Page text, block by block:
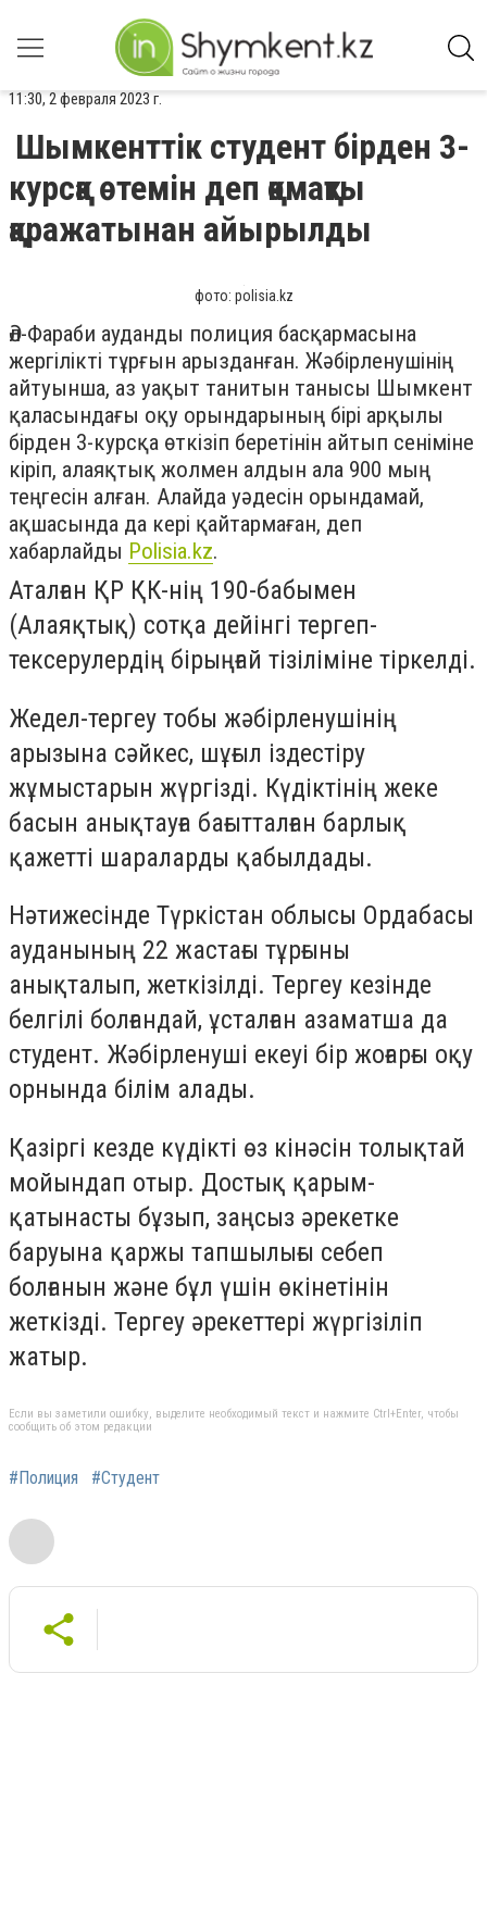
11:30, 2 февраля 2023 г.
Шымкенттік студент бірден 3-
курсқа өтемін деп қомақты
қаражатынан айырылды
фото: polisia.kz
Әл-Фараби ауданды полиция басқармасына
жергілікті тұрғын арызданған. Жәбірленушінің
айтуынша, аз уақыт танитын танысы Шымкент
қаласындағы оқу орындарының бірі арқылы
бірден 3-курсқа өткізіп беретінін айтып сеніміне
кіріп, алаяқтық жолмен алдын ала 900 мың
теңгесін алған. Алайда уәдесін орындамай,
ақшасында да кері қайтармаған, деп
хабарлайды Polisia.kz.
Аталған ҚР ҚК-нің 190-бабымен
(Алаяқтық) сотқа дейінгі тергеп-
тексерулердің бірыңғай тізіліміне тіркелді.
Жедел-тергеу тобы жәбірленушінің
арызына сәйкес, шұғыл іздестіру
жұмыстарын жүргізді. Күдіктінің жеке
басын анықтауға бағытталған барлық
қажетті шараларды қабылдады.
Нәтижесінде Түркістан облысы Ордабасы
ауданының 22 жастағы тұрғыны
анықталып, жеткізілді. Тергеу кезінде
белгілі болғандай, ұсталған азаматша да
студент. Жәбірленуші екеуі бір жоғарғы оқу
орнында білім алады.
Қазіргі кезде күдікті өз кінәсін толықтай
мойындап отыр. Достық қарым-
қатынасты бұзып, заңсыз әрекетке
баруына қаржы тапшылығы себеп
болғанын және бұл үшін өкінетінін
жеткізді. Тергеу әрекеттері жүргізіліп
жатыр.
Если вы заметили ошибку, выделите необходимый текст и нажмите Ctrl+Enter, чтобы
сообщить об этом редакции
#Полиция #Студент